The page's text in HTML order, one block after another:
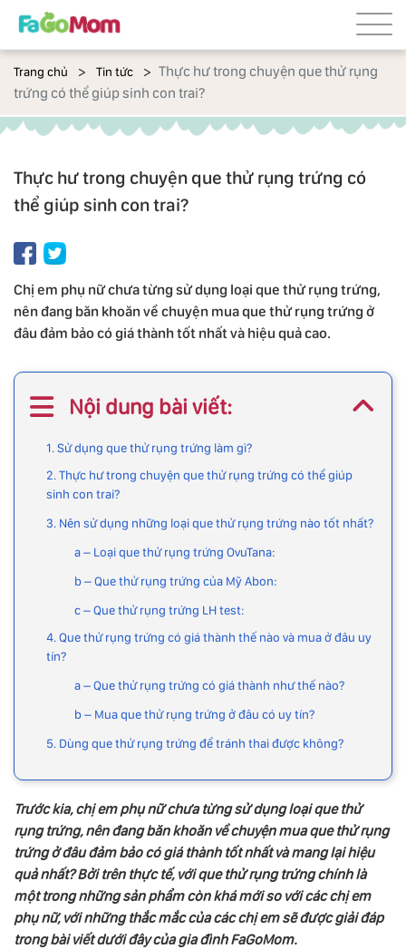
Trang chủ Tin tức
Thực hư trong chuyện que thử rụng
trứng có thể giúp sinh con trai?
Thực hư trong chuyện que thử rụng trứng có
thể giúp sinh con trai?
Chị em phụ nữ chưa từng sử dụng loại que thử rụng trứng,
nên đang băn khoăn về chuyện mua que thử rụng trứng ở
đâu đảm bảo có giá thành tốt nhất và hiệu quả cao.
Nội dung bài viết:
1. Sử dụng que thử rụng trứng làm gì?
2. Thực hư trong chuyện que thử rụng trứng có thể giúp
sinh con trai?
3. Nên sử dụng những loại que thử rụng trứng nào tốt nhất?
a – Loại que thử rụng trứng OvuTana:
b – Que thử rụng trứng của Mỹ Abon:
c – Que thử rụng trứng LH test:
4. Que thử rụng trứng có giá thành thế nào và mua ở đâu uy
tín?
a – Que thử rụng trứng có giá thành như thế nào?
b – Mua que thử rụng trứng ở đâu có uy tín?
5. Dùng que thử rụng trứng để tránh thai được không?
Trước kia, chị em phụ nữ chưa từng sử dụng loại que thử
rụng trứng, nên đang băn khoăn về chuyện mua que thử rụng
trứng ở đâu đảm bảo có giá thành tốt nhất và mang lại hiệu
quả nhất? Bởi trên thực tế, với que thử rụng trứng chính là
một trong những sản phẩm còn khá mới so với các chị em
phụ nữ, với những thắc mắc của các chị em sẽ được giải đáp
trong bài viết dưới đây của gia đình FaGoMom.